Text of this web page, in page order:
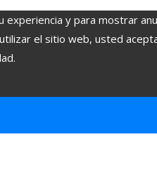
y para mostrar
el sitio web, usted